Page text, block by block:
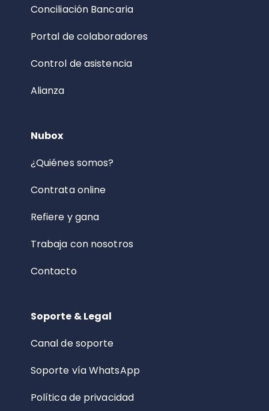
Conciliación Bancaria
Portal de colaboradores
Control de asistencia
Alianza
Nubox
¿Quiénes somos?
Contrata online
Refiere y gana
Trabaja con nosotros
Contacto
Soporte & Legal
Canal de soporte
Soporte vía WhatsApp
Política de privacidad